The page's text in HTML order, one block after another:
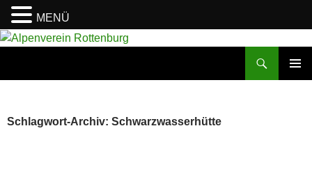
Zum
Schlagwort-Archiv: Schwarzwasserhütte
MENÜ